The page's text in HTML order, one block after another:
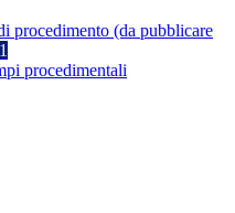
procedimento (da pubblicare
1
procedimentali